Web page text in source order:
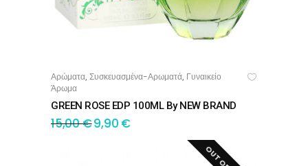
ΠΡΟΣΘΉΚΗ ΣΤΟ ΚΑΛΆΘΙ
Αρώματα, Συσκευασμένα-Αρωματά, Γυναικείο
Άρωμα
GREEN ROSE EDP 100ML By NEW BRAND
15,00€9,90 €